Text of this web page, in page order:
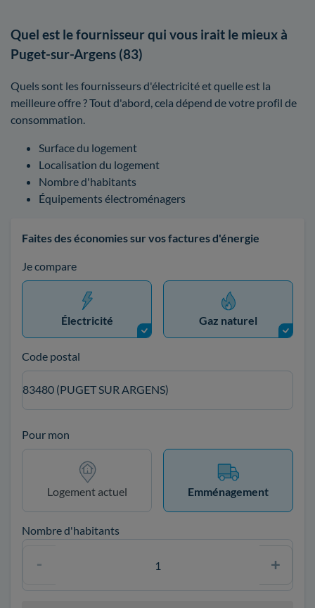
Quel est le fournisseur qui vous irait le mieux à
Puget-sur-Argens (83)
Quels sont les fournisseurs d'électricité et quelle est la
meilleure offre ? Tout d'abord, cela dépend de votre profil de
consommation.
Surface du logement
Localisation du logement
Nombre d'habitants
Équipements électroménagers
Faites des économies sur vos factures d'énergie
Je compare
Électricité Gaz naturel
Code postal
83480 (PUGET SUR ARGENS)
Pour mon
Logement actuel Emménagement
Nombre d'habitants